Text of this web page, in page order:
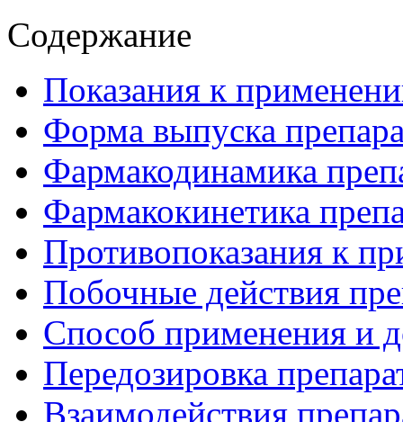
Содержание
Показания к
Форма выпуска
Фармакодинамика
Фармакокинетика
Противопоказания к
Побочные действия
Способ применения и
Передозировка
Взаимодействия